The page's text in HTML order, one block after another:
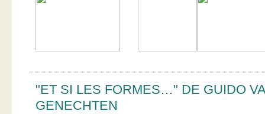
"ET SI LES FORMES…" DE GUIDO
GENECHTEN